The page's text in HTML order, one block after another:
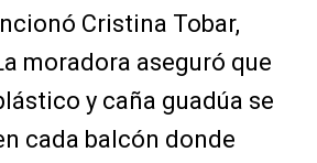
Cristina Tobar,
moradora aseguró que
y caña guadúa se
cada balcón donde